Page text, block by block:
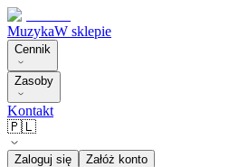
MuzykaW sklepie
Cennik
Zasoby
Kontakt
🇵🇱
Zaloguj się Załóż konto